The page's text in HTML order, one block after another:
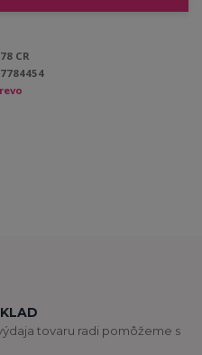
CR
tovaru radi pomôžeme s